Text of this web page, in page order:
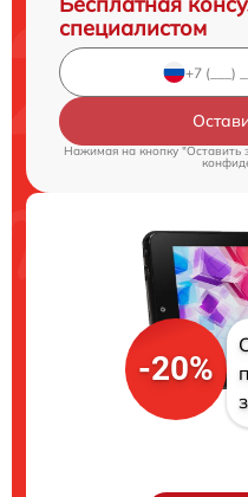
специалистом
Нажимая на кнопку "Оставить
-20%